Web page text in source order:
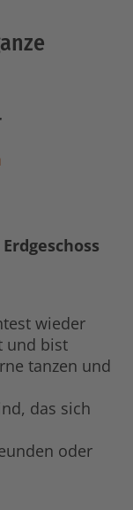
wieder
und bist
tanzen und
das sich
oder